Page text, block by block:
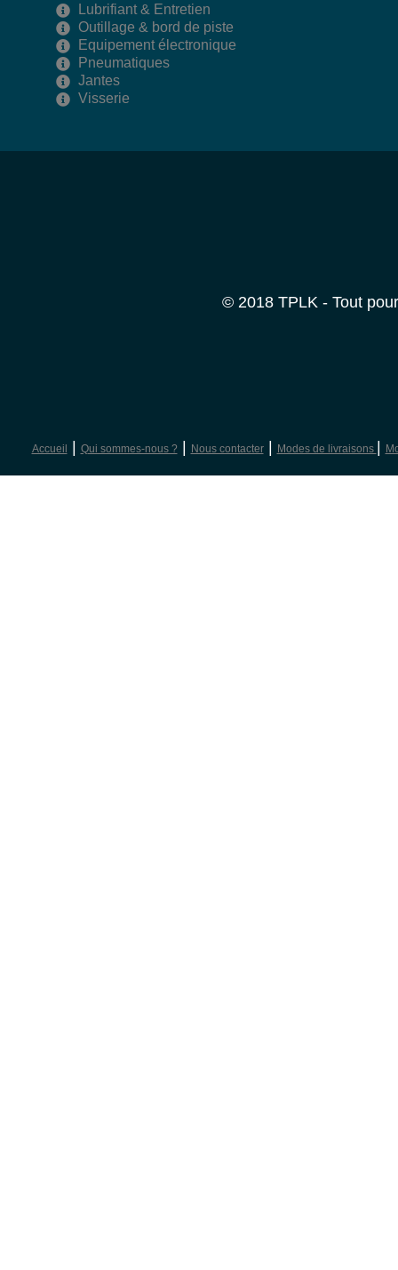
Lubrifiant & Entretien
Outillage & bord de piste
Equipement électronique
Pneumatiques
Jantes
Visserie
© 2018 TPLK - Tout
Accueil Qui sommes-nous ?| Nous contacter| Modes de livraisons